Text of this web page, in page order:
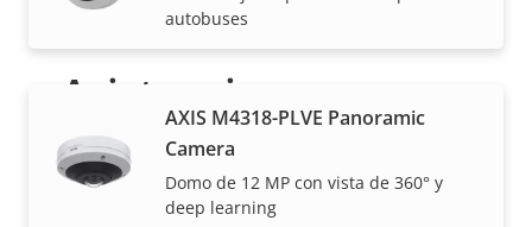
autobuses
AXIS M4318-PLVE Panoramic
Camera
Domo de 12 MP con vista de 360° y
deep learning
Asistencia y recursos
¿Necesita información sobre cualquier producto
Axis, software o ayuda de uno de nuestros expertos?